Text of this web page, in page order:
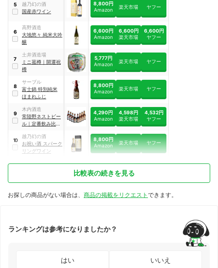
5
越乃幻の酒
国産赤ワイン
8,800円
Amazon
楽天市場 ヤフー
6
高野酒造
大地悠々 純米大吟
醸
6,600円
Amazon
6,600円
楽天市場
6,600円
ヤフー
7
土井酒造場
ミニ菰樽 ｜ 開運祝
樽
5,777円
Amazon
楽天市場 ヤフー
8
サーブル
富士錦 特別純米
ほまれふじ
8,800円
Amazon
楽天市場 ヤフー
9
木内酒造
常陸野ネストビー
ル ｜ 定番飲み比べ
4,290円
Amazon
4,598円
楽天市場
4,532円
ヤフー
10
越乃幻の酒
お祝い酒 スパーク
リングワイン
8,800円
Amazon
楽天市場 ヤフー
比較表の続きを見る
お探しの商品がない場合は、 商品の掲載をリクエスト できます。
ランキングは参考になりましたか？
はい いいえ